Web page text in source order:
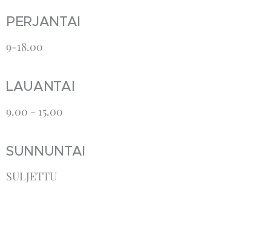
PERJANTAI
9-18.00
LAUANTAI
9.00 - 15.00
SUNNUNTAI
SULJETTU